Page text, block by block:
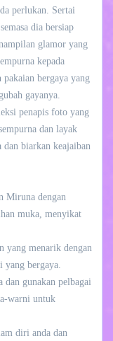
perlukan. Sertai
dia bersiap
glamor yang
kepada
bergaya yang
gayanya.
penapis foto yang
dan layak
biarkan keajaiban
Miruna dengan
muka, menyikat
yang menarik dengan
yang bergaya.
dan gunakan pelbagai
warni untuk
diri anda dan